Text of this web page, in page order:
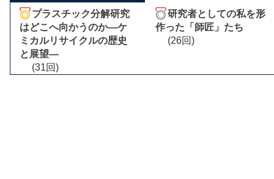
プラスチック分解研究
はどこへ向かうのか―ケ
ミカルリサイクルの歴史
と展望―
(31回)
研究者としての私を形
作った「師匠」たち
(26回)